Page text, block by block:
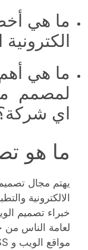
ما هي
ما هي
لمصمم
اي
ما هو
يهتم مجال
الالكترونية
خبراء تصميم